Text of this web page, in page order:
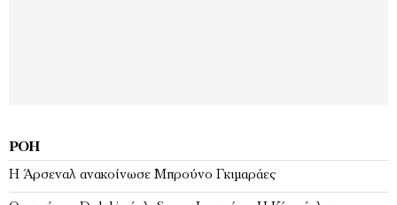
ΡΟΉ
Η Άρσεναλ ανακοίνωσε Μπρούνο Γκιμαράες